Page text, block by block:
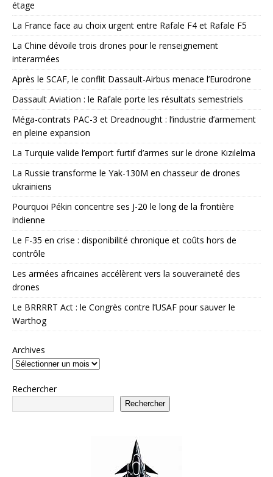
étage
La France face au choix urgent entre Rafale F4 et Rafale F5
La Chine dévoile trois drones pour le renseignement
interarmées
Après le SCAF, le conflit Dassault-Airbus menace l’Eurodrone
Dassault Aviation : le Rafale porte les résultats semestriels
Méga-contrats PAC-3 et Dreadnought : l’industrie d’armement
en pleine expansion
La Turquie valide l’emport furtif d’armes sur le drone Kızılelma
La Russie transforme le Yak-130M en chasseur de drones
ukrainiens
Pourquoi Pékin concentre ses J-20 le long de la frontière
indienne
Le F-35 en crise : disponibilité chronique et coûts hors de
contrôle
Les armées africaines accélèrent vers la souveraineté des
drones
Le BRRRRT Act : le Congrès contre l’USAF pour sauver le
Warthog
Archives
Rechercher
Rechercher